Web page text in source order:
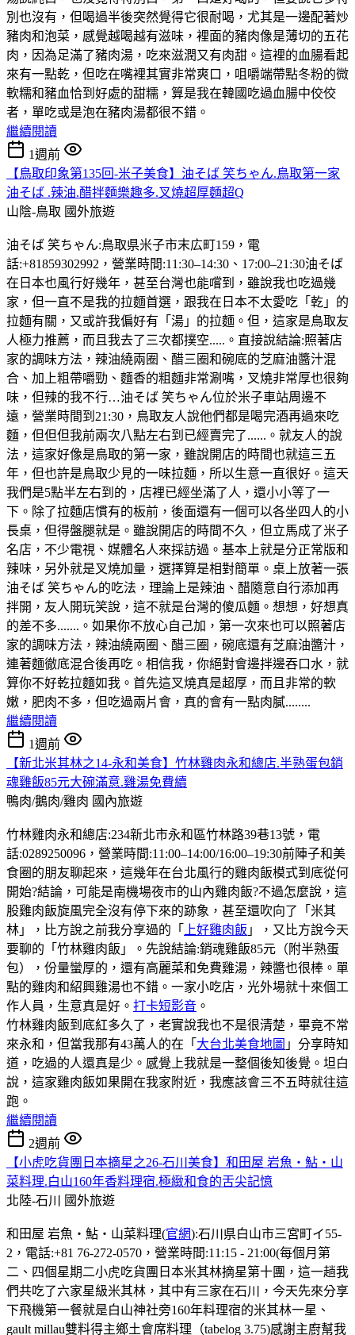
別也沒有，但喝過半後突然覺得它很耐喝，尤其是一邊配著炒
豬肉和泡菜，感覺越喝越有滋味，裡面的豬肉像是薄切的五花
肉，因為足滿了豬肉湯，吃來滋潤又有肉甜。這裡的血腸看起
來有一點乾，但吃在嘴裡其實非常爽口，咀嚼端帶點冬粉的微
軟糯和豬血恰到好處的甜糯，算是我在韓國吃過血腸中佼佼
者，單吃或是泡在豬肉湯都很不錯。
繼續閱讀
1週前
【鳥取印象第135回-米子美食】油そば 笑ちゃん.鳥取第一家
油そば .辣油.醋拌麵樂趣多.叉燒超厚麵超Q
山陰-鳥取 國外旅遊
油そば 笑ちゃん:鳥取県米子市末広町159，電
話:+81859302992，營業時間:11:30–14:30、17:00–21:30油そば
在日本也風行好幾年，甚至台灣也能嚐到，雖說我也吃過幾
家，但一直不是我的拉麵首選，跟我在日本不太愛吃「乾」的
拉麵有關，又或許我偏好有「湯」的拉麵。但，這家是鳥取友
人極力推薦，而且我去了三次都撲空.....。直接說結論:照著店
家的調味方法，辣油繞兩圈、醋三圈和碗底的芝麻油醬汁混
合、加上粗帶嚼勁、麵香的粗麵非常涮嘴，叉燒非常厚也很夠
味，但辣的我不行…油そば 笑ちゃん位於米子車站周邊不
遠，營業時間到21:30，鳥取友人說他們都是喝完酒再過來吃
麵，但但但我前兩次八點左右到已經賣完了......。就友人的說
法，這家好像是鳥取的第一家，雖說開店的時間也就這三五
年，但也許是鳥取少見的一味拉麵，所以生意一直很好。這天
我們是5點半左右到的，店裡已經坐滿了人，還小小等了一
下。除了拉麵店慣有的板前，後面還有一個可以各坐四人的小
長桌，但得盤腿就是。雖說開店的時間不久，但立馬成了米子
名店，不少電視、媒體名人來採訪過。基本上就是分正常版和
辣味，另外就是叉燒加量，選擇算是相對簡單。桌上放著一張
油そば 笑ちゃん的吃法，理論上是辣油、醋隨意自行添加再
拌開，友人開玩笑說，這不就是台灣的傻瓜麵。想想，好想真
的差不多.......。如果你不放心自己加，第一次來也可以照著店
家的調味方法，辣油繞兩圈、醋三圈，碗底還有芝麻油醬汁，
連著麵徹底混合後再吃。相信我，你絕對會邊拌邊吞口水，就
算你不好乾拉麵如我。首先這叉燒真是超厚，而且非常的軟
嫩，肥肉不多，但吃過兩片會，真的會有一點肉膩........
繼續閱讀
1週前
【新北米其林之14-永和美食】竹林雞肉永和總店.半熟蛋包銷
魂雞飯85元大碗滿意.雞湯免費續
鴨肉/鵝肉/雞肉 國內旅遊
竹林雞肉永和總店:234新北市永和區竹林路39巷13號，電
話:0289250096，營業時間:11:00–14:00/16:00–19:30前陣子和美
食圈的朋友聊起來，這幾年在台北風行的雞肉飯模式到底從何
開始?結論，可能是南機場夜市的山內雞肉飯?不過怎麼說，這
股雞肉飯旋風完全沒有停下來的跡象，甚至還吹向了「米其
林」，比方說之前我分享過的「
上好雞肉飯 」，又比方說今天
要聊的「竹林雞肉飯」。先說結論:銷魂雞飯85元（附半熟蛋
包），份量蠻厚的，還有高麗菜和免費雞湯，辣醬也很棒。單
點的雞肉和紹興雞湯也不錯。一家小吃店，光外場就十來個工
作人員，生意真是好。 打卡短影音 。
竹林雞肉飯到底紅多久了，老實說我也不是很清楚，畢竟不常
來永和，但當我那有43萬人的在「 大台北美食地圖 」分享時知
道，吃過的人還真是少。感覺上我就是一整個後知後覺。坦白
說，這家雞肉飯如果開在我家附近，我應該會三不五時就往這
跑。
繼續閱讀
2週前
【小虎吃貨團日本摘星之26-石川美食】和田屋 岩魚・鮎・山
菜料理.白山160年香料理宿.極緻和食的舌尖記憶
北陸-石川
國外旅遊
和田屋 岩魚・鮎・山菜料理(官網):石川県白山市三宮町イ55-
2，電話:+81 76-272-0570，營業時間:11:15 - 21:00(每個月第
二、四個星期二小虎吃貨團日本米其林摘星第十團，這一趟我
們共吃了六家星級米其林，其中有三家在石川，今天先來分享
下飛機第一餐就是白山神社旁160年料理宿的米其林一星、
gault millau雙料得主鄉土會席料理（tabelog 3.75)感謝主廚幫我